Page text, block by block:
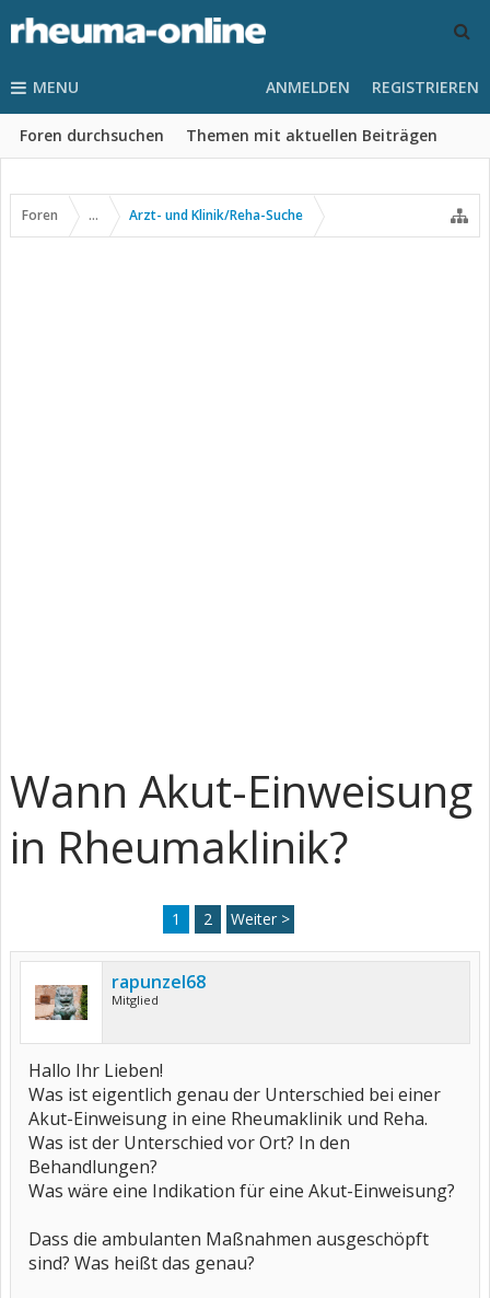
MENU
Foren durchsuchen Themen mit aktuellen Beiträgen
ANMELDEN REGISTRIEREN
Foren ... Arzt- und Klinik/Reha-Suche
Wann Akut-Einweisung
in Rheumaklinik?
1 2 Weiter >
rapunzel68
Mitglied
Hallo Ihr Lieben!
Was ist eigentlich genau der Unterschied bei einer
Akut-Einweisung in eine Rheumaklinik und Reha.
Was ist der Unterschied vor Ort? In den
Behandlungen?
Was wäre eine Indikation für eine Akut-Einweisung?
Dass die ambulanten Maßnahmen ausgeschöpft
sind? Was heißt das genau?